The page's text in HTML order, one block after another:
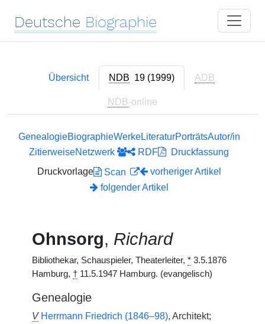
Deutsche Biographie
Übersicht NDB 19 (1999) ADB
NDB-online
GenealogieBiographieWerkeLiteraturPorträtsAutor/in
ZitierweiseNetzwerk RDF
Druckfassung
Druckvorlage
Scan
vorheriger Artikel
folgender Artikel
Ohnsorg, Richard
Bibliothekar, Schauspieler, Theaterleiter, * 3.5.1876
Hamburg, † 11.5.1947 Hamburg. (evangelisch)
Genealogie
V Herrmann Friedrich (1846–98), Architekt;